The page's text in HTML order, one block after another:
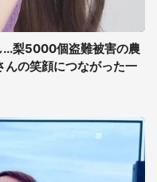
...梨5000個盗難被害の農
んの笑顔につながった一